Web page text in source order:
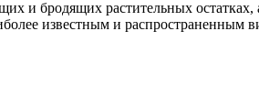
и бродящих растительных
известным и распространенным